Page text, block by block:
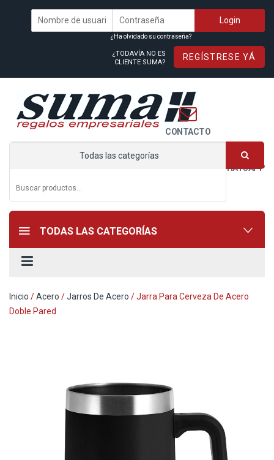
¿Ha olvidado su contraseña?
¿TODAVÍA NO ES
CLIENTE SUMA?
REGÍSTRESE YÁ
WHATSAPP
CONTACTO
Todas las categorías
TODAS LAS CATEGORÍAS
Inicio /Acero /Jarros De Acero / Jarra Para Cerveza De Acero
Doble Pared